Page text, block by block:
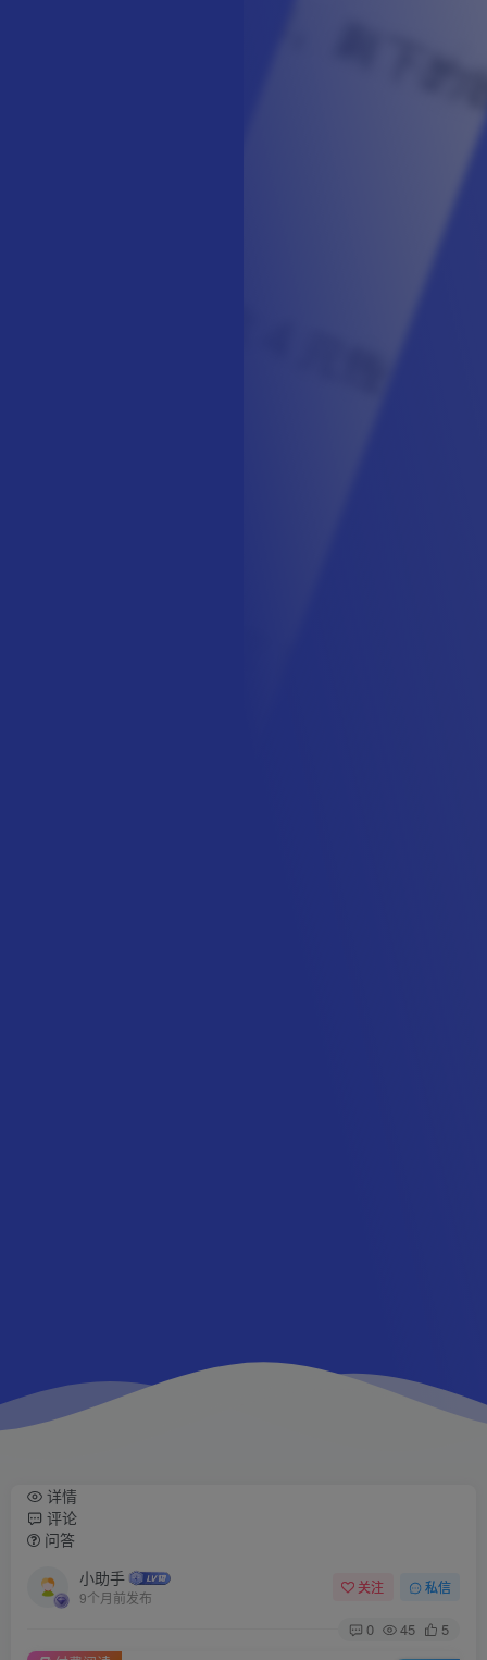
详情
评论
问答
小助手
9个月前发布
关注 私信
0 45
5